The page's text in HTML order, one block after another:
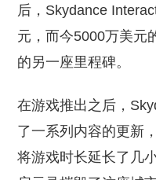
后，Skydance
元，而今5000万美元
的另一座里程碑。
在游戏推出之后，
了一系列内容的更新
将游戏时长延长了几